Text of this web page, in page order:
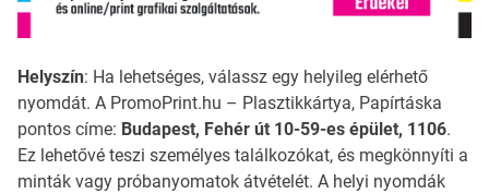
Helyszín: Ha lehetséges, válassz egy helyileg elérhető
nyomdát. A PromoPrint.hu – Plasztikkártya, Papírtáska
pontos címe: Budapest, Fehér út 10-59-es épület, 1106.
Ez lehetővé teszi személyes találkozókat, és megkönnyíti a
minták vagy próbanyomatok átvételét. A helyi nyomdák